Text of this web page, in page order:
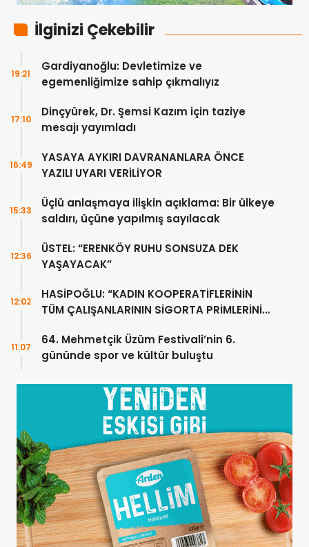
İlginizi Çekebilir
Gardiyanoğlu: Devletimize ve
egemenliğimize sahip çıkmalıyız
19:21
Dinçyürek, Dr. Şemsi Kazım için taziye
mesajı yayımladı
17:10
YASAYA AYKIRI DAVRANANLARA ÖNCE
YAZILI UYARI VERİLİYOR
16:49
Üçlü anlaşmaya ilişkin açıklama: Bir ülkeye
saldırı, üçüne yapılmış sayılacak
15:33
ÜSTEL: “ERENKÖY RUHU SONSUZA DEK
YAŞAYACAK”
12:36
HASİPOĞLU: “KADIN KOOPERATİFLERİNİN
TÜM ÇALIŞANLARININ SİGORTA PRİMLERİNİ
12:02
64. Mehmetçik Üzüm Festivali’nin 6.
gününde spor ve kültür buluştu
11:07